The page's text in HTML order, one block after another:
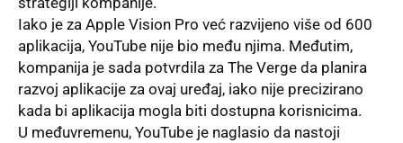
Iako je za Apple Vision Pro već razvijeno više od 600
aplikacija, YouTube nije bio među njima. Međutim,
kompanija je sada potvrdila za The Verge da planira
razvoj aplikacije za ovaj uređaj, iako nije precizirano
kada bi aplikacija mogla biti dostupna korisnicima.
U međuvremenu, YouTube je naglasio da nastoji